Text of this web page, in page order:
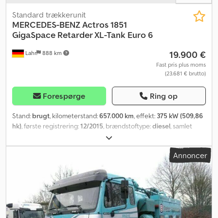
Lahr 888 km
Standard trækkerunit
MERCEDES-BENZActros 1851
GigaSpace Retarder XL-Tank Euro 6
19.900 €
Fast pris plus moms
(23.681 € brutto)
Forespørge Ring op
Stand: brugt, kilometerstand:657.000 km, effekt: 375 kW (509,86
hk), første registrering:12/2015, brændstoftype:diesel, samlet
, akslekonfiguration:
farve:hvid, geartype:automatisk, emissionsklasse:Euro 6,
ABS, elektronisk stabilitetsprogram
(ESP), klimaanlæg, navigationssystem, parkeringsvarmer,
Mercedes-Benz Actros 1851 GigaSpace, retarder, XL-tank, Euro 6
For forespørgsler: 082620 * Tilstand: meget god * Motoreffekt:
375 kW / 510 hk * Slagvolumen: 12.809 cm³ * AdBlue * Retarder *
ABS * ASR * ESP * Differentialespærre, bagaksel *
Annoncer